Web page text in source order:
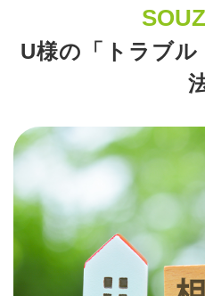
U様の「トラブル